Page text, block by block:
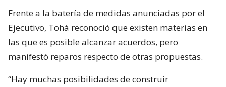
Frente a la batería de medidas anunciadas por el
Ejecutivo, Tohá reconoció que existen materias en
las que es posible alcanzar acuerdos, pero
manifestó reparos respecto de otras propuestas.
“Hay muchas posibilidades de construir